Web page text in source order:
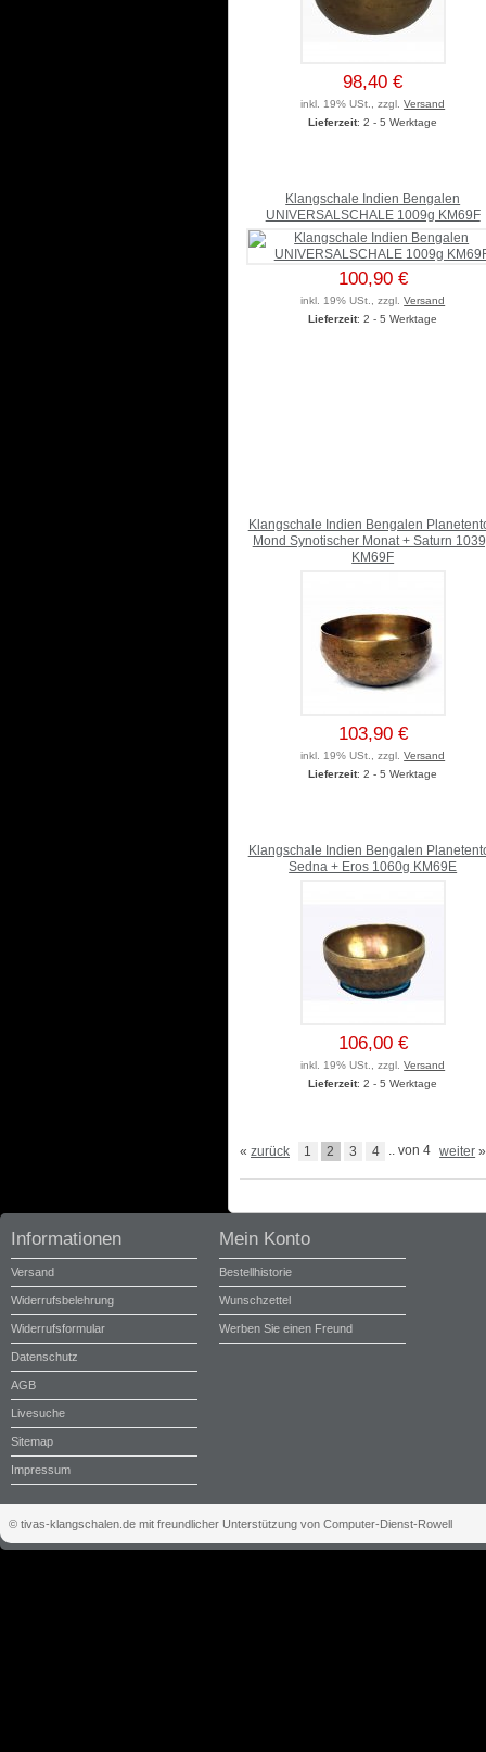
98,40 €
inkl. 19% USt., zzgl.Versand
Lieferzeit: 2 - 5 Werktage
Klangschale Indien Bengalen
UNIVERSALSCHALE 1009g KM69F
100,90 €
inkl. 19% USt., zzgl.Versand
Lieferzeit: 2 - 5 Werktage
Klangschale Indien Bengalen
Mond Synotischer Monat + Saturn
KM69F
103,90 €
inkl. 19% USt., zzgl.Versand
Lieferzeit: 2 - 5 Werktage
Klangschale Indien Bengalen
Sedna + Eros 1060g KM69E
106,00 €
inkl. 19% USt., zzgl.Versand
Lieferzeit: 2 - 5 Werktage
« zurück 1 2 3 4 .. von 4 weiter »
Informationen
Versand
Widerrufsbelehrung
Widerrufsformular
Datenschutz
AGB
Livesuche
Sitemap
Impressum
Mein Konto
Bestellhistorie
Wunschzettel
Werben Sie einen Freund
© tivas-klangschalen.de mit freundlicher Unterstützung von Computer-Dienst-Rowell